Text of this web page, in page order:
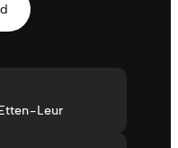
Leur